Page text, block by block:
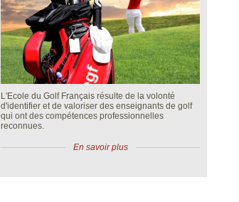
L'Ecole du Golf Français résulte de la volonté
d'identifier et de valoriser des enseignants de golf
qui ont des compétences professionnelles
reconnues.
En savoir plus